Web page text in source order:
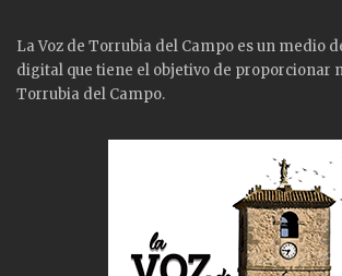
La Voz de Torrubia del Campo es un medio
digital que tiene el objetivo de proporcionar
Torrubia del Campo.